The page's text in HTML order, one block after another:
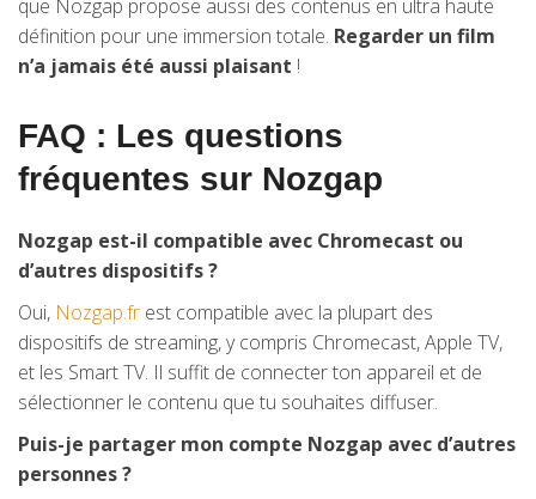
que Nozgap propose aussi des contenus en ultra haute
définition pour une immersion totale. Regarder un film
n’a jamais été aussi plaisant !
FAQ : Les questions
fréquentes sur Nozgap
Nozgap est-il compatible avec Chromecast ou
d’autres dispositifs ?
Oui, Nozgap.fr est compatible avec la plupart des
dispositifs de streaming, y compris Chromecast, Apple TV,
et les Smart TV. Il suffit de connecter ton appareil et de
sélectionner le contenu que tu souhaites diffuser.
Puis-je partager mon compte Nozgap avec d’autres
personnes ?